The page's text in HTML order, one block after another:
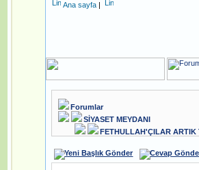
Ana sayfa |
Forumlar
SİYASET MEYDANI
FETHULLAH'ÇILAR ARTIK